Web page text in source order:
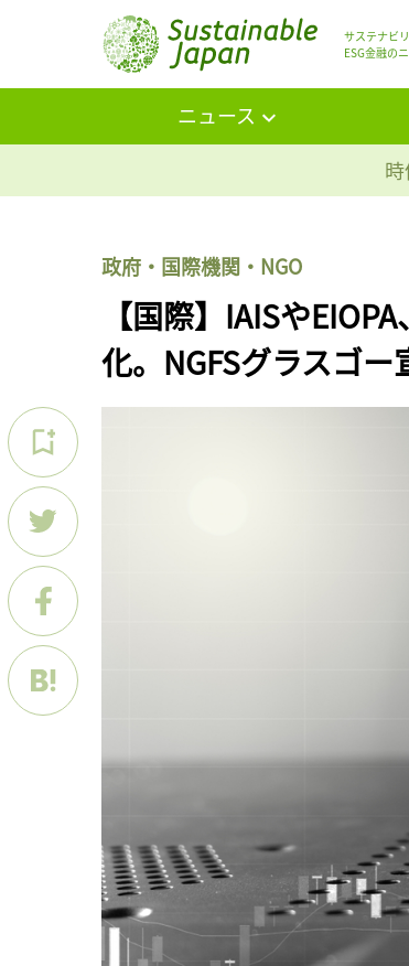
サステナビ
ESG金融の
ニュース
政府・国際機関・NGO
【国際】IAISや
化。NGFSグラスゴー